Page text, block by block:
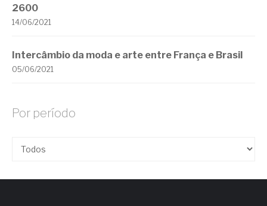
2600
14/06/2021
Intercâmbio da moda e arte entre França e Brasil
05/06/2021
Por período